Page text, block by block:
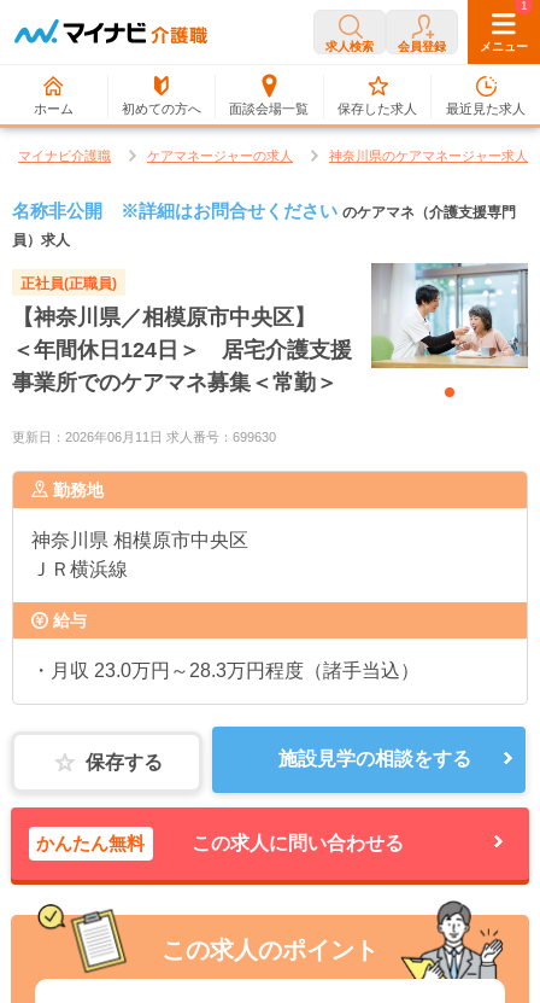
求人検索 会員登録 メニュー
ホーム 初めての方へ 面談会場一覧
0
保存した求人
1
最近見た求人
マイナビ介護職 ケアマネージャーの求人 神奈川県のケアマネージャー求人
名称非公開 ※詳細はお問合せください のケアマネ（介護支援専門
員）求人
正社員(正職員)
【神奈川県／相模原市中央区】
＜年間休日124日＞ 居宅介護支援
事業所でのケアマネ募集＜常勤＞
更新日：2026年06月11日 求人番号：699630
勤務地
神奈川県 相模原市中央区
ＪＲ横浜線
給与
・月収 23.0万円～28.3万円程度（諸手当込）
保存する 施設見学の相談をする
かんたん無料 この求人に問い合わせる
この求人のポイント